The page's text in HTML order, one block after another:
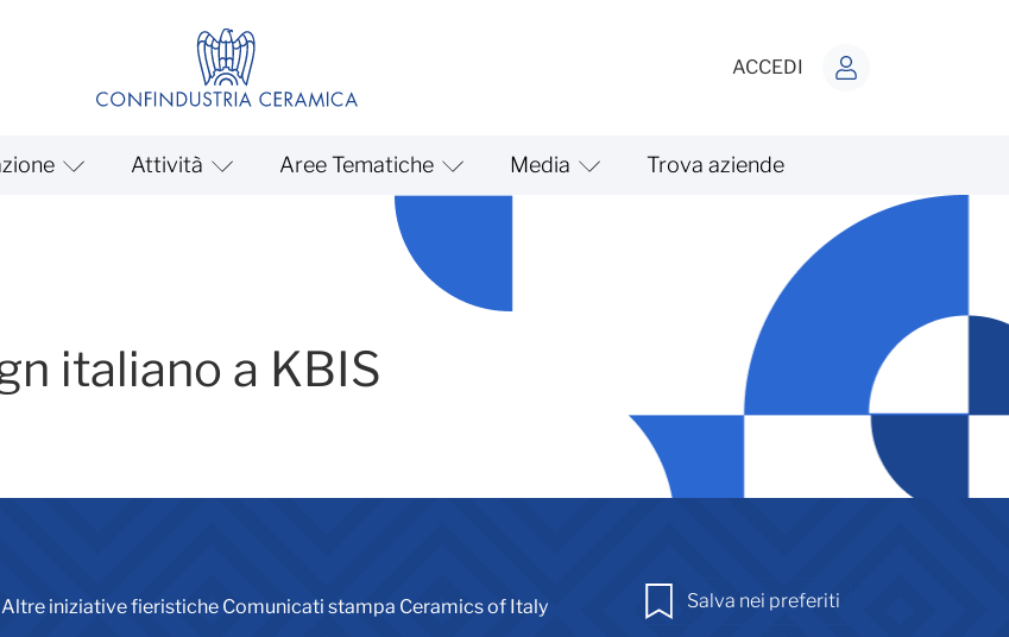
ACCEDI
Attività Aree Tematiche Media Trova aziende
italiano a KBIS
Altre iniziative fieristiche Comunicati stampa Ceramics of Italy Salva nei preferiti